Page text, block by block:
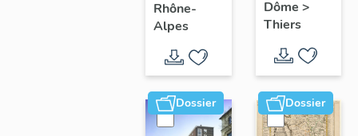
l’opération
tissus et
ornements
liturgiques
en
Auvergne
Rhône-
Alpes
"Pentes
de la
commune
de
Thiers"
Dôme >
Thiers
Dossier Dossier